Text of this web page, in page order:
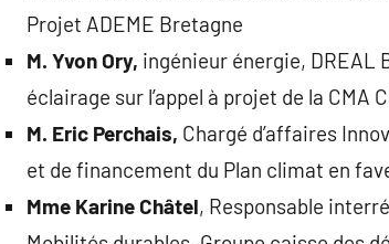
Projet ADEME Bretagne
M. Yvon Ory, ingénieur énergie, DREAL
éclairage sur l’appel à projet de la
M. Eric Perchais, Chargé d’affaires
et de financement du Plan climat en
Mme Karine Châtel, Responsable